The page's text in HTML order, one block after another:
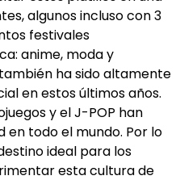
algunos incluso con 3
festivales
anime, moda y
ha sido altamente
en estos últimos años.
y el J-POP han
todo el mundo. Por lo
ideal para los
esta cultura de